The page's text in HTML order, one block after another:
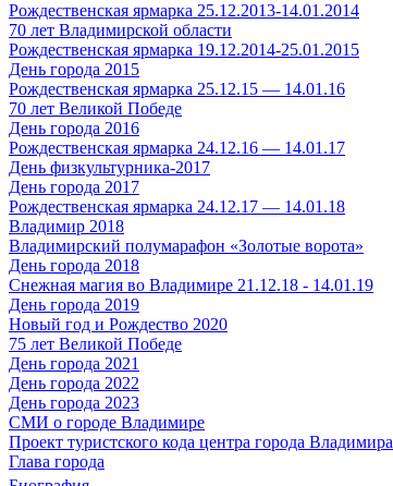
Рождественская ярмарка 25.12.2013-14.01.2014
70 лет Владимирской области
Рождественская ярмарка 19.12.2014-25.01.2015
День города 2015
Рождественская ярмарка 25.12.15 — 14.01.16
70 лет Великой Победе
День города 2016
Рождественская ярмарка 24.12.16 — 14.01.17
День физкультурника-2017
День города 2017
Рождественская ярмарка 24.12.17 — 14.01.18
Владимир 2018
Владимирский полумарафон «Золотые ворота»
День города 2018
Снежная магия во Владимире 21.12.18 - 14.01.19
День города 2019
Новый год и Рождество 2020
75 лет Великой Победе
День города 2021
День города 2022
День города 2023
СМИ о городе Владимире
Проект туристского кода центра города Владимира
Глава города